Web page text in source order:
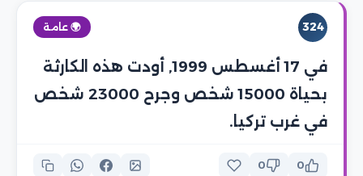
324 🌍 عامة
في 17 أغسطس 1999, أودت هذه الكارثة
بحياة 15000 شخص وجرح 23000 شخص
في غرب تركيا.
0
0